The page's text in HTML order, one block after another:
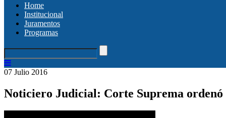
Home
Institucional
Juramentos
Programas
07 Julio 2016
Noticiero Judicial: Corte Suprema